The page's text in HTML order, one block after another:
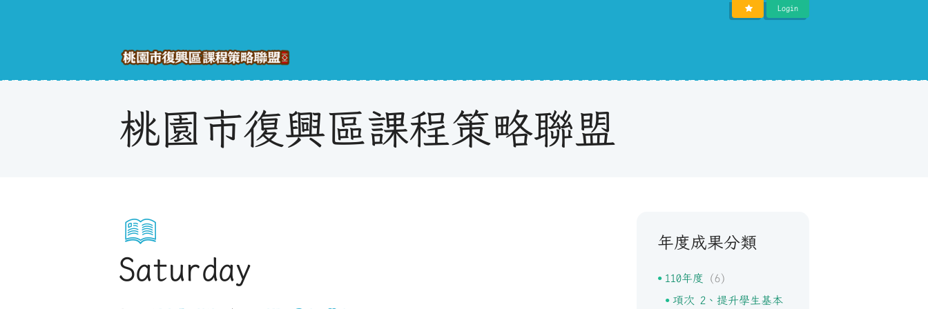
Login
桃園市復興區課程策略聯盟
Saturday
年度成果分類
110年度 (6)
項次 2、提升學生基本